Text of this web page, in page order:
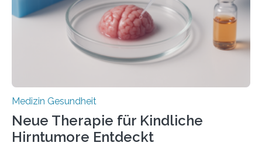
hypertrophe Kardiomyopathie (HCM) ist die häufigste
erblich bedingte Herzerkrankung. Sie führt dazu, dass
sich die linke Herzkammer verdickt, der Herzmuskel zu
stark kontrahiert…
Medizin Gesundheit
Neue Therapie für Kindliche
Hirntumore Entdeckt